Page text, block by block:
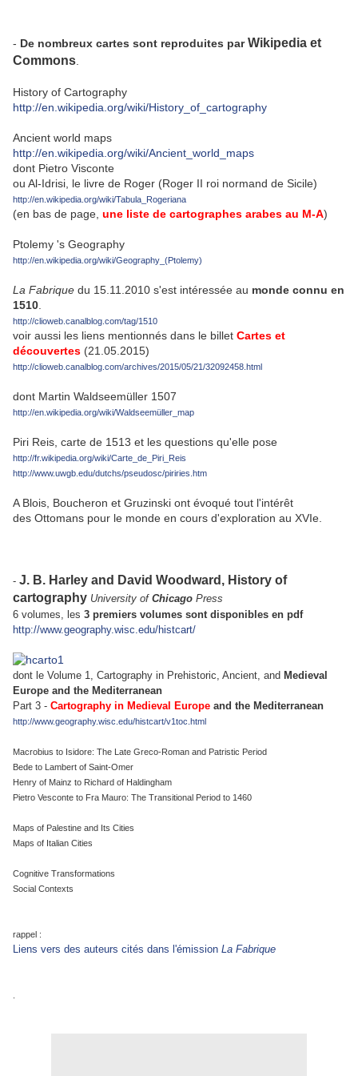
- De nombreux cartes sont reproduites parWikipedia et
Commons
History of Cartography
http://en.wikipedia.org/wiki/History_of_cartography
Ancient world maps
http://en.wikipedia.org/wiki/Ancient_world_maps
dont Pietro Visconte
ou Al-Idrisi, le livre de Roger (Roger II roi normand de Sicile)
http://en.wikipedia.org/wiki/Tabula_Rogeriana
(en bas de page, une liste de cartographes arabes au M-A)
Ptolemy 's Geography
http://en.wikipedia.org/wiki/Geography_(Ptolemy)
La Fabrique du 15.11.2010 s'est intéressée au monde connu en
1510
http://clioweb.canalblog.com/tag/1510
voir aussi les liens mentionnés dans le billet Cartes et
découvertes (21.05.2015)
http://clioweb.canalblog.com/archives/2015/05/21/32092458.html
dont Martin Waldseemüller 1507
http://en.wikipedia.org/wiki/Waldseemüller_map
Piri Reis, carte de 1513 et les questions qu'elle pose
http://fr.wikipedia.org/wiki/Carte_de_Piri_Reis
http://www.uwgb.edu/dutchs/pseudosc/piriries.htm
A Blois, Boucheron et Gruzinski ont évoqué tout l'intérêt
des Ottomans pour le monde en cours d'exploration au XVIe.
- J. B. Harley and David Woodward, History of
cartography University of Chicago Press
6 volumes, les 3 premiers volumes sont disponibles en pdf
http://www.geography.wisc.edu/histcart/
dont le Volume 1, Cartography in Prehistoric, Ancient, and Medieval
Europe and the Mediterranean
Part 3 - Cartography in Medieval Europe and the Mediterranean
http://www.geography.wisc.edu/histcart/v1toc.html
Macrobius to Isidore: The Late Greco-Roman and Patristic Period
Bede to Lambert of Saint-Omer
Henry of Mainz to Richard of Haldingham
Pietro Vesconte to Fra Mauro: The Transitional Period to 1460
Maps of Palestine and Its Cities
Maps of Italian Cities
Cognitive Transformations
Social Contexts
rappel :
Liens vers des auteurs cités dans l'émission La Fabrique